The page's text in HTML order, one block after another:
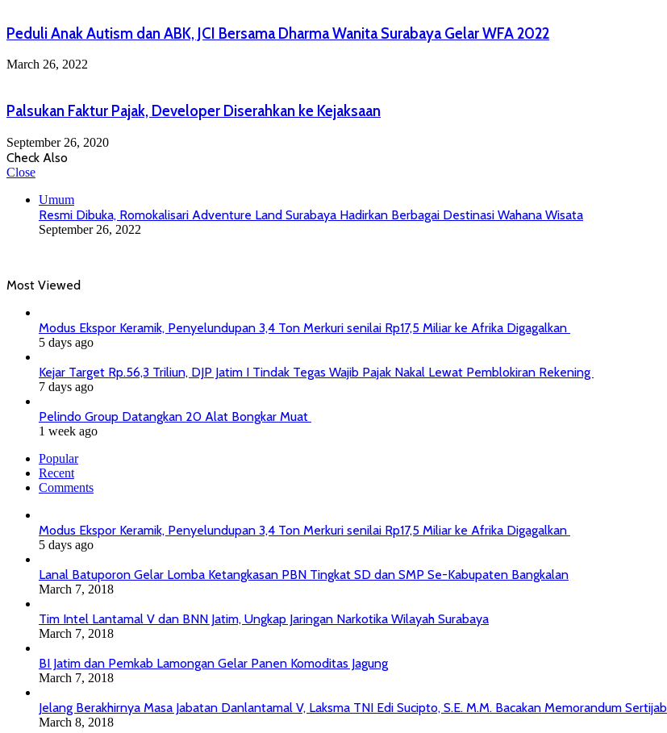
Peduli Anak Autism dan ABK, JCI Bersama Dharma Wanita Surabaya Gelar WFA 2022
March 26, 2022
Palsukan Faktur Pajak, Developer Diserahkan ke Kejaksaan
September 26, 2020
Check Also
Close
Umum
Resmi Dibuka, Romokalisari Adventure Land Surabaya Hadirkan Berbagai Destinasi Wahana Wisata
September 26, 2022
Most Viewed
Modus Ekspor Keramik, Penyelundupan 3,4 Ton Merkuri senilai Rp17,5 Miliar ke Afrika Digagalkan
5 days ago
Kejar Target Rp.56,3 Triliun, DJP Jatim I Tindak Tegas Wajib Pajak Nakal Lewat Pemblokiran Rekening
7 days ago
Pelindo Group Datangkan 20 Alat Bongkar Muat
1 week ago
Popular
Recent
Comments
Modus Ekspor Keramik, Penyelundupan 3,4 Ton Merkuri senilai Rp17,5 Miliar ke Afrika Digagalkan
5 days ago
Lanal Batuporon Gelar Lomba Ketangkasan PBN Tingkat SD dan SMP Se-Kabupaten Bangkalan
March 7, 2018
Tim Intel Lantamal V dan BNN Jatim, Ungkap Jaringan Narkotika Wilayah Surabaya
March 7, 2018
BI Jatim dan Pemkab Lamongan Gelar Panen Komoditas Jagung
March 7, 2018
Jelang Berakhirnya Masa Jabatan Danlantamal V, Laksma TNI Edi Sucipto, S.E. M.M. Bacakan Memorandum Sertijab
March 8, 2018